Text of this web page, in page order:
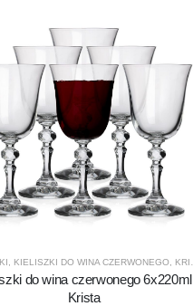
,PRODUKTY
KIELISZKI DO WINA CZERWONEGO KRISTA
do wina czerwonego 6x220ml
Krista